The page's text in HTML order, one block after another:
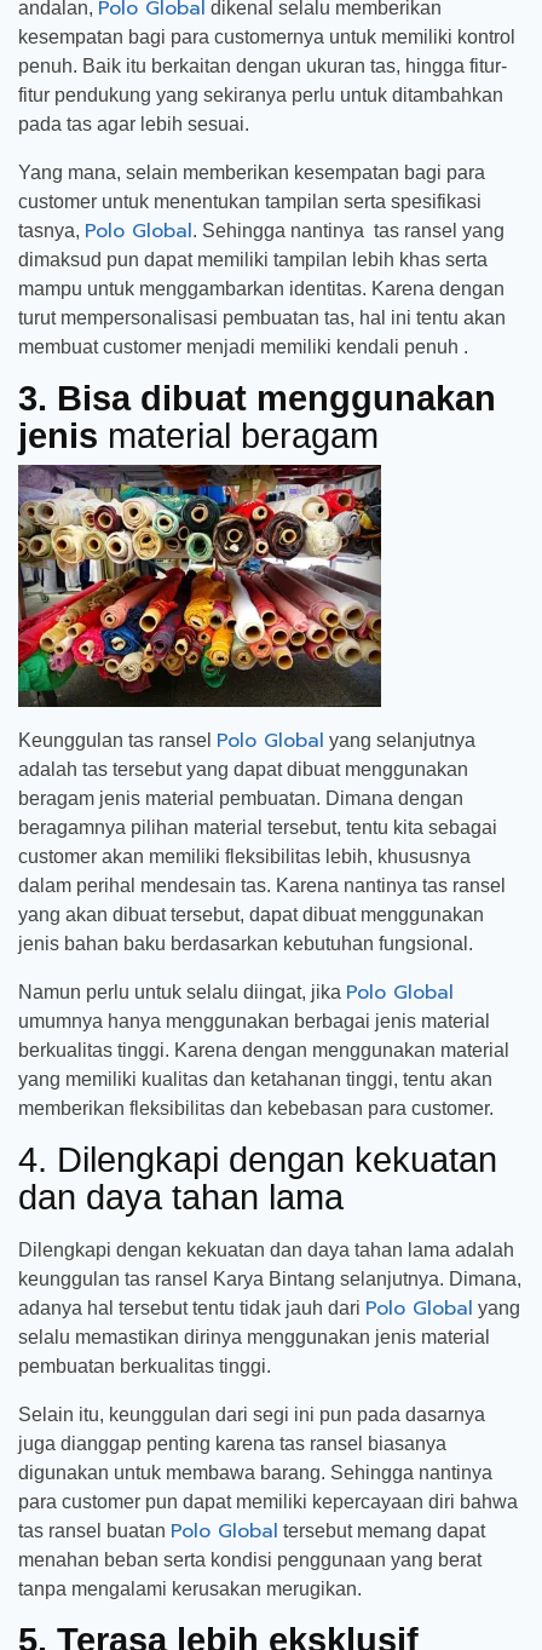
andalan, Polo Global dikenal selalu memberikan
kesempatan bagi para customernya untuk memiliki kontrol
penuh. Baik itu berkaitan dengan ukuran tas, hingga fitur-
fitur pendukung yang sekiranya perlu untuk ditambahkan
pada tas agar lebih sesuai.
Yang mana, selain memberikan kesempatan bagi para
customer untuk menentukan tampilan serta spesifikasi
tasnya, Polo Global. Sehingga nantinya tas ransel yang
dimaksud pun dapat memiliki tampilan lebih khas serta
mampu untuk menggambarkan identitas. Karena dengan
turut mempersonalisasi pembuatan tas, hal ini tentu akan
membuat customer menjadi memiliki kendali penuh .
3. Bisa dibuat menggunakan
jenis material beragam
Keunggulan tas ransel Polo Global yang selanjutnya
adalah tas tersebut yang dapat dibuat menggunakan
beragam jenis material pembuatan. Dimana dengan
beragamnya pilihan material tersebut, tentu kita sebagai
customer akan memiliki fleksibilitas lebih, khususnya
dalam perihal mendesain tas. Karena nantinya tas ransel
yang akan dibuat tersebut, dapat dibuat menggunakan
jenis bahan baku berdasarkan kebutuhan fungsional.
Namun perlu untuk selalu diingat, jika Polo Global
umumnya hanya menggunakan berbagai jenis material
berkualitas tinggi. Karena dengan menggunakan material
yang memiliki kualitas dan ketahanan tinggi, tentu akan
memberikan fleksibilitas dan kebebasan para customer.
4. Dilengkapi dengan kekuatan
dan daya tahan lama
Dilengkapi dengan kekuatan dan daya tahan lama adalah
keunggulan tas ransel Karya Bintang selanjutnya. Dimana,
adanya hal tersebut tentu tidak jauh dari Polo Global yang
selalu memastikan dirinya menggunakan jenis material
pembuatan berkualitas tinggi.
Selain itu, keunggulan dari segi ini pun pada dasarnya
juga dianggap penting karena tas ransel biasanya
digunakan untuk membawa barang. Sehingga nantinya
para customer pun dapat memiliki kepercayaan diri bahwa
tas ransel buatan Polo Global tersebut memang dapat
menahan beban serta kondisi penggunaan yang berat
tanpa mengalami kerusakan merugikan.
5. Terasa lebih eksklusif